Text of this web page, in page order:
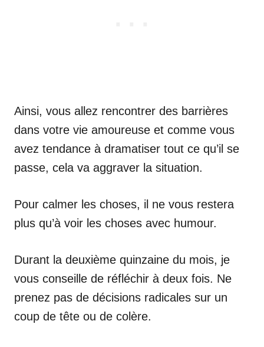
Ainsi, vous allez rencontrer des barrières
dans votre vie amoureuse et comme vous
avez tendance à dramatiser tout ce qu’il se
passe, cela va aggraver la situation.
Pour calmer les choses, il ne vous restera
plus qu’à voir les choses avec humour.
Durant la deuxième quinzaine du mois, je
vous conseille de réfléchir à deux fois. Ne
prenez pas de décisions radicales sur un
coup de tête ou de colère.